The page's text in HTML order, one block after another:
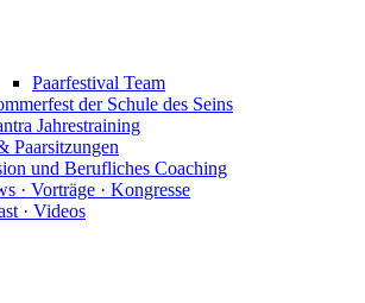
Paarfestival Team
der Schule des Seins
Jahrestraining
Paarsitzungen
und Berufliches Coaching
· Vorträge · Kongresse
· Videos